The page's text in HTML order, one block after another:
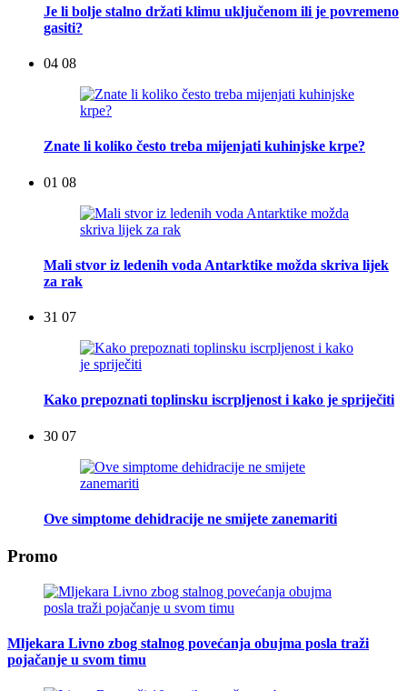
Je li bolje stalno držati klimu uključenom ili je povremeno
gasiti?
04 08
Znate li koliko često treba mijenjati kuhinjske krpe?
01 08
Mali stvor iz ledenih voda Antarktike možda skriva lijek
za rak
31 07
Kako prepoznati toplinsku iscrpljenost i kako je spriječiti
30 07
Ove simptome dehidracije ne smijete zanemariti
Promo
Mljekara Livno zbog stalnog povećanja obujma posla traži
pojačanje u svom timu